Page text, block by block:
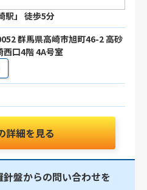
駅」 徒歩5分
群馬県高崎市旭町46-2 高砂
西口4階 4A号室
詳細を見る
盤からの問い合わせを